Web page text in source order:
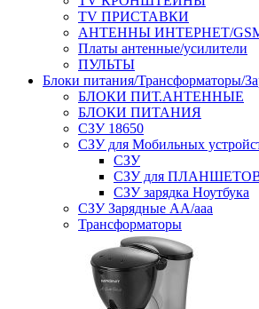
TV ПРИСТАВКИ
АНТЕННЫ ИНТЕРНЕТ/
Платы антенные/усилители
ПУЛЬТЫ
Блоки питания/Трансформаторы/
БЛОКИ ПИТ.АНТЕННЫЕ
БЛОКИ ПИТАНИЯ
СЗУ 18650
СЗУ для Мобильных
СЗУ
СЗУ для
СЗУ зарядка Ноутбука
СЗУ Зарядные АА/ааа
Трансформаторы